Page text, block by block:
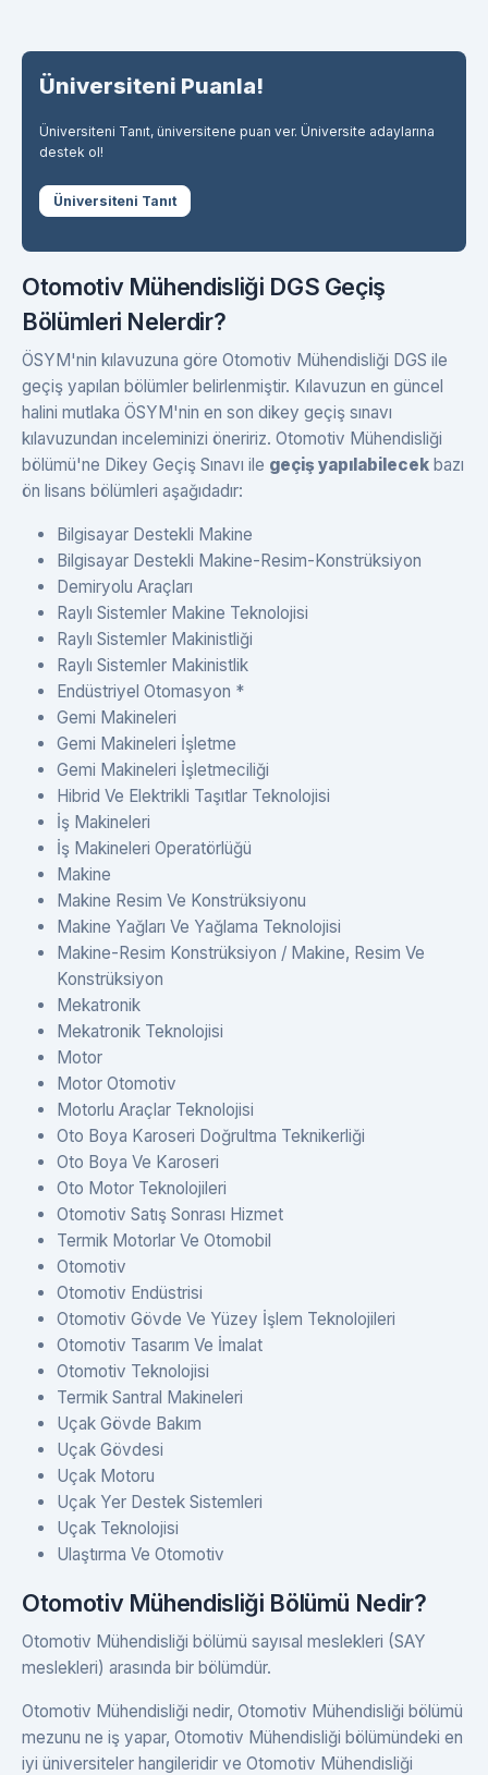
Üniversiteni Puanla!
Üniversiteni Tanıt, üniversitene puan ver. Üniversite adaylarına
destek ol!
Üniversiteni Tanıt
Otomotiv Mühendisliği DGS Geçiş
Bölümleri Nelerdir?
ÖSYM'nin kılavuzuna göre Otomotiv Mühendisliği DGS ile
geçiş yapılan bölümler belirlenmiştir. Kılavuzun en güncel
halini mutlaka ÖSYM'nin en son dikey geçiş sınavı
kılavuzundan inceleminizi öneririz. Otomotiv Mühendisliği
bölümü'ne Dikey Geçiş Sınavı ile geçiş yapılabilecek bazı
ön lisans bölümleri aşağıdadır:
Bilgisayar Destekli Makine
Bilgisayar Destekli Makine-Resim-Konstrüksiyon
Demiryolu Araçları
Raylı Sistemler Makine Teknolojisi
Raylı Sistemler Makinistliği
Raylı Sistemler Makinistlik
Endüstriyel Otomasyon *
Gemi Makineleri
Gemi Makineleri İşletme
Gemi Makineleri İşletmeciliği
Hibrid Ve Elektrikli Taşıtlar Teknolojisi
İş Makineleri
İş Makineleri Operatörlüğü
Makine
Makine Resim Ve Konstrüksiyonu
Makine Yağları Ve Yağlama Teknolojisi
Makine-Resim Konstrüksiyon / Makine, Resim Ve
Konstrüksiyon
Mekatronik
Mekatronik Teknolojisi
Motor
Motor Otomotiv
Motorlu Araçlar Teknolojisi
Oto Boya Karoseri Doğrultma Teknikerliği
Oto Boya Ve Karoseri
Oto Motor Teknolojileri
Otomotiv Satış Sonrası Hizmet
Termik Motorlar Ve Otomobil
Otomotiv
Otomotiv Endüstrisi
Otomotiv Gövde Ve Yüzey İşlem Teknolojileri
Otomotiv Tasarım Ve İmalat
Otomotiv Teknolojisi
Termik Santral Makineleri
Uçak Gövde Bakım
Uçak Gövdesi
Uçak Motoru
Uçak Yer Destek Sistemleri
Uçak Teknolojisi
Ulaştırma Ve Otomotiv
Otomotiv Mühendisliği Bölümü Nedir?
Otomotiv Mühendisliği bölümü sayısal meslekleri (SAY
meslekleri) arasında bir bölümdür.
Otomotiv Mühendisliği nedir, Otomotiv Mühendisliği bölümü
mezunu ne iş yapar, Otomotiv Mühendisliği bölümündeki en
iyi üniversiteler hangileridir ve Otomotiv Mühendisliği